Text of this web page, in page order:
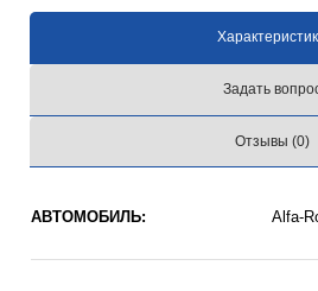
Задать
Отзывы (0)
АВТОМОБИЛЬ: Alfa-